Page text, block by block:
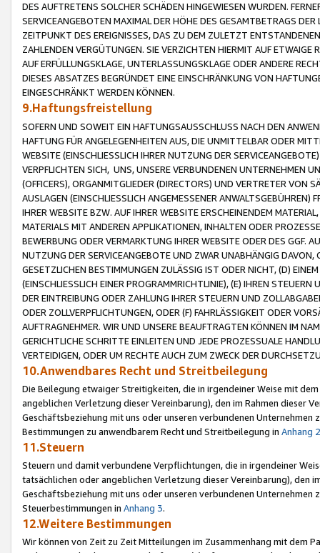
DES AUFTRETENS SOLCHER SCHÄDEN HINGEWIESEN WURDEN.
SERVICEANGEBOTEN MAXIMAL DER HÖHE DES GESAMTBETRAGS
ZEITPUNKT DES EREIGNISSES, DAS ZU DEM ZULETZT
ZAHLENDEN VERGÜTUNGEN. SIE VERZICHTEN HIERMIT AUF
AUF ERFÜLLUNGSKLAGE, UNTERLASSUNGSKLAGE ODER ANDERE
DIESES ABSATZES BEGRÜNDET EINE EINSCHRÄNKUNG VON
EINGESCHRÄNKT WERDEN KÖNNEN.
9.Haftungsfreistellung
SOFERN UND SOWEIT EIN HAFTUNGSAUSSCHLUSS NACH DEN
HAFTUNG FÜR ANGELEGENHEITEN AUS, DIE UNMITTELBAR ODER
WEBSITE (EINSCHLIESSLICH IHRER NUTZUNG DER
VERPFLICHTEN SICH, UNS, UNSERE VERBUNDENEN UNTERNEHMEN
(OFFICERS), ORGANMITGLIEDER (DIRECTORS) UND VERTRETER VON
AUSLAGEN (EINSCHLIESSLICH ANGEMESSENER
IHRER WEBSITE BZW. AUF IHRER WEBSITE ERSCHEINENDEM
MATERIALS MIT ANDEREN APPLIKATIONEN, INHALTEN ODER
BEWERBUNG ODER VERMARKTUNG IHRER WEBSITE ODER DES GGF.
NUTZUNG DER SERVICEANGEBOTE UND ZWAR UNABHÄNGIG
GESETZLICHEN BESTIMMUNGEN ZULÄSSIG IST ODER NICHT, (D)
(EINSCHLIESSLICH EINER PROGRAMMRICHTLINIE), (E) IHREN
DER EINTREIBUNG ODER ZAHLUNG IHRER STEUERN UND
ODER ZOLLVERPFLICHTUNGEN, ODER (F) FAHRLÄSSIGKEIT ODER
AUFTRAGNEHMER. WIR UND UNSERE BEAUFTRAGTEN KÖNNEN IM
GERICHTLICHE SCHRITTE EINLEITEN UND JEDE PROZESSUALE
VERTEIDIGEN, ODER UM RECHTE AUCH ZUM ZWECK DER
10.Anwendbares Recht und Streitbeilegung
Die Beilegung etwaiger Streitigkeiten, die in irgendeiner Weise mit
angeblichen Verletzung dieser Vereinbarung), den im Rahmen dieser
Geschäftsbeziehung mit uns oder unseren verbundenen
Bestimmungen zu anwendbarem Recht und Streitbeilegung in Anhang 2
11.Steuern
Steuern und damit verbundene Verpflichtungen, die in irgendeiner
tatsächlichen oder angeblichen Verletzung dieser Vereinbarung), den
Geschäftsbeziehung mit uns oder unseren verbundenen
Steuerbestimmungen in Anhang 3.
12.Weitere Bestimmungen
Wir können von Zeit zu Zeit Mitteilungen im Zusammenhang mit dem